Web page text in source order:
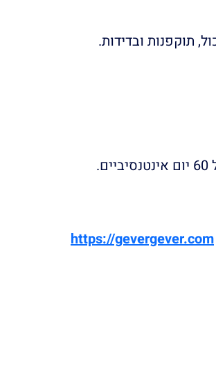
תוקפנות ובדידות.
לכל אותם גברים שרוצים התחלה יותר נגישה ומיידית הקמתי את “גבר גבר” – תוכנית ליווי דיגיטלית לגברים, תהליך של 60 יום אינטנסיביים.
https://gevergever.com